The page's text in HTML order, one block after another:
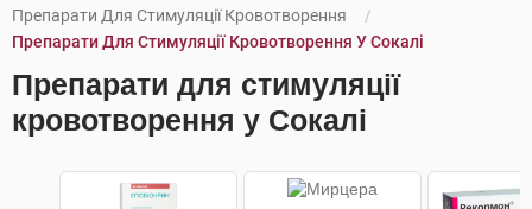
Препарати Для Стимуляції Кровотворення
Препарати Для Стимуляції Кровотворення У Сокалі
Препарати для стимуляції
кровотворення у Сокалі